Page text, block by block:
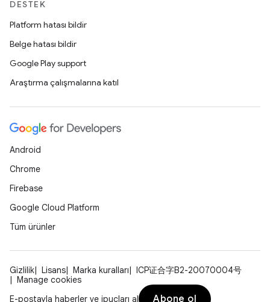
DESTEK
Platform hatası bildir
Belge hatası bildir
Google Play support
Araştırma çalışmalarına katıl
Android
Chrome
Firebase
Google Cloud Platform
Tüm ürünler
Gizlilik Lisans Marka kuralları
ICP证合字B2-20070004号
Manage cookies
E-postayla haberler ve ipuçları al
Abone ol